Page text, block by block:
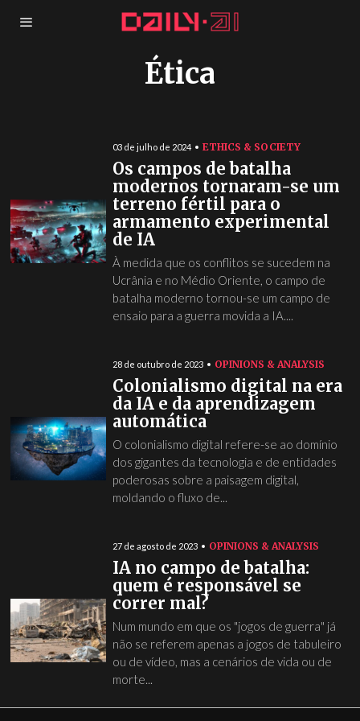
Ética
03 de julho de 2024 ETHICS & SOCIETY
Os campos de batalha
modernos tornaram-se um
terreno fértil para o
armamento experimental
de IA
À medida que os conflitos se sucedem na
Ucrânia e no Médio Oriente, o campo de
batalha moderno tornou-se um campo de
ensaio para a guerra movida a IA....
28 de outubro de 2023 OPINIONS & ANALYSIS
Colonialismo digital na era
da IA e da aprendizagem
automática
O colonialismo digital refere-se ao domínio
dos gigantes da tecnologia e de entidades
poderosas sobre a paisagem digital,
moldando o fluxo de...
27 de agosto de 2023 OPINIONS & ANALYSIS
IA no campo de batalha:
quem é responsável se
correr mal?
Num mundo em que os "jogos de guerra" já
não se referem apenas a jogos de tabuleiro
ou de vídeo, mas a cenários de vida ou de
morte...